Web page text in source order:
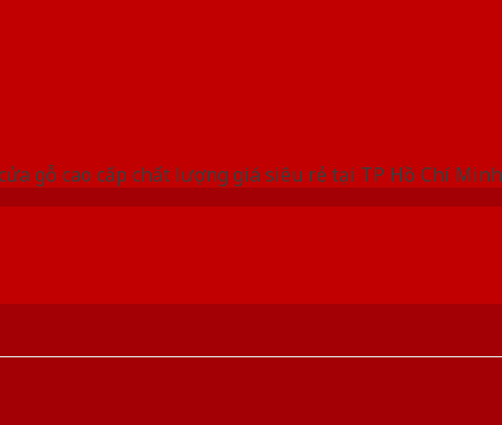
gỗ cao cấp chất lượng giá siêu rẻ tại TP Hồ Chí Minh